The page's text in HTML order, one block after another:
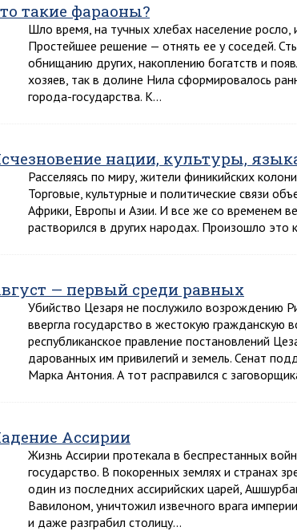
такие фараоны?
Шло время, на тучных хлебах население
Простейшее решение — отнять ее у соседей.
обнищанию других, накоплению богатств и
хозяев, так в долине Нила сформировалось
города-государства. К…
нации, культуры,
Расселяясь по миру, жители финикийских
Торговые, культурные и политические связи
Африки, Европы и Азии. И все же со временем
растворился в других народах. Произошло это
— первый среди равных
Убийство Цезаря не послужило возрождению
ввергла государство в жестокую гражданскую
республиканское правление постановлений
дарованных им привилегий и земель. Сенат
Марка Антония. А тот расправился с
Ассирии
Жизнь Ассирии протекала в беспрестанных
государство. В покоренных землях и странах
один из последних ассирийских царей,
Вавилоном, уничтожил извечного врага
и даже разграбил столицу…